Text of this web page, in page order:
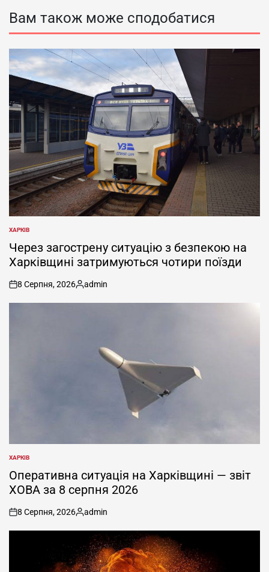
Вам також може сподобатися
ОПУБЛІКУВАТИ
У
ХАРКІВ
Через загострену ситуацію з безпекою на
Харківщині затримуються чотири поїзди
on
8 Серпня, 2026
Опубліковано
admin
ОПУБЛІКУВАТИ
У
ХАРКІВ
Оперативна ситуація на Харківщині — звіт
ХОВА за 8 серпня 2026
on
8 Серпня, 2026
Опубліковано
admin